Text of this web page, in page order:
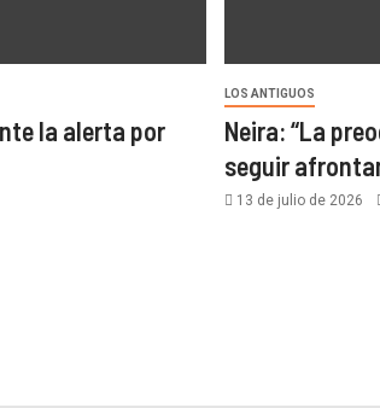
la alerta por
LOS ANTIGUOS
Neira: “La
seguir
13 de julio de 2026